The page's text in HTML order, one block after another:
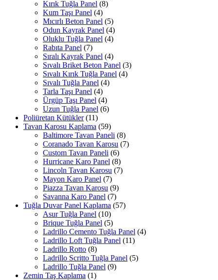
Kırık Tuğla Panel (8)
Kum Taşı Panel (4)
Mıcırlı Beton Panel (5)
Odun Kayrak Panel (4)
Oluklu Tuğla Panel (4)
Rabıta Panel (7)
Sıralı Kayrak Panel (4)
Sıvalı Briket Beton Panel (3)
Sıvalı Kırık Tuğla Panel (4)
Sıvalı Tuğla Panel (4)
Tarla Taşı Panel (4)
Ürgüp Taşı Panel (4)
Uzun Tuğla Panel (6)
Poliüretan Kütükler (11)
Tavan Karosu Kaplama (59)
Baltimore Tavan Paneli (8)
Coranado Tavan Karosu (7)
Custom Tavan Paneli (6)
Hurricane Karo Panel (8)
Lincoln Tavan Karosu (7)
Mayon Karo Panel (7)
Piazza Tavan Karosu (9)
Savanna Karo Panel (7)
Tuğla Duvar Panel Kaplama (57)
Asur Tuğla Panel (10)
Brique Tuğla Panel (5)
Ladrillo Cemento Tuğla Panel (4)
Ladrillo Loft Tuğla Panel (11)
Ladrillo Rotto (8)
Ladrillo Scritto Tuğla Panel (5)
Ladrillo Tuğla Panel (9)
Zemin Taş Kaplama (1)